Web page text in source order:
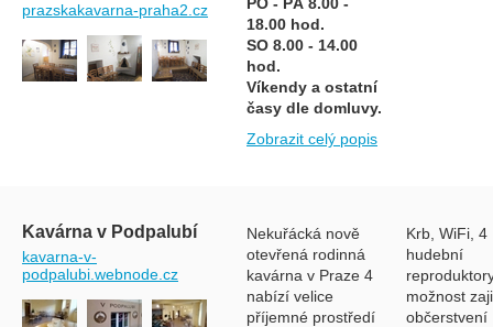
prazskakavarna-praha2.cz
18.00 hod.
SO 8.00 - 14.00
hod.
Víkendy a ostatní
časy dle domluvy.
Zobrazit celý popis
Kavárna v Podpalubí
kavarna-v-
podpalubi.webnode.cz
Nekuřácká nově
otevřená rodinná
kavárna v Praze 4
nabízí velice
příjemné prostředí
Krb, WiFi, 4
hudební
možnost
občerstvení